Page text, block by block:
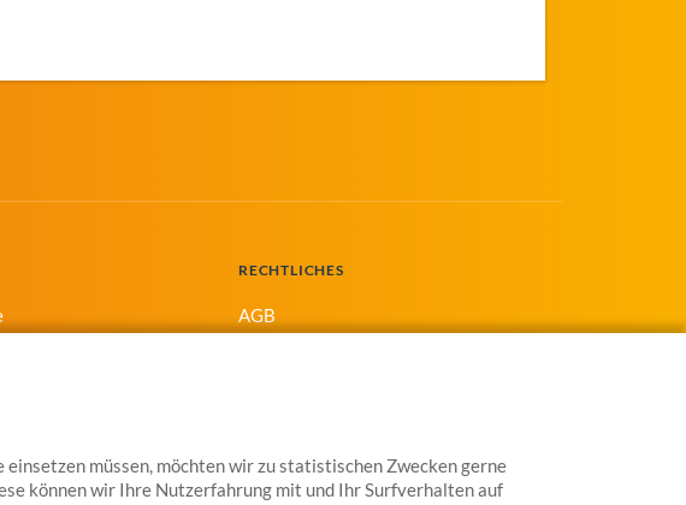
müssen, möchten wir zu statistischen Zwecken gerne
können wir Ihre Nutzerfahrung mit und Ihr Surfverhalten auf
RECHTLICHES
AGB